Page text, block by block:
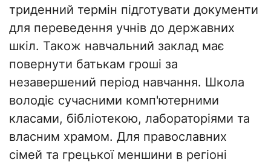
триденний термін підготувати документи
для переведення учнів до державних
шкіл. Також навчальний заклад має
повернути батькам гроші за
незавершений період навчання. Школа
володіє сучасними комп'ютерними
класами, бібліотекою, лабораторіями та
власним храмом. Для православних
сімей та грецької меншини в регіоні